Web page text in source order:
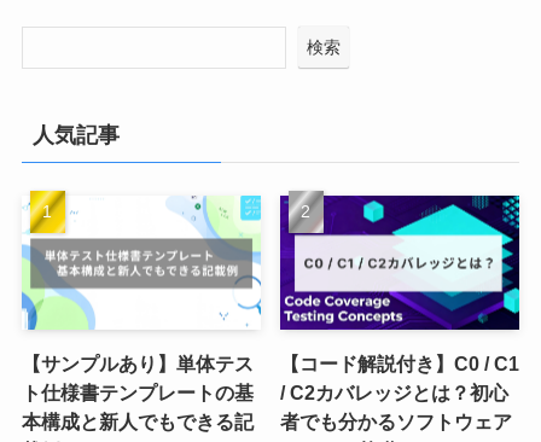
検索
人気記事
【サンプルあり】単体テス
ト仕様書テンプレートの基
本構成と新人でもできる記
【コード解説付き】C0 / C1
/ C2カバレッジとは？初心
者でも分かるソフトウェア